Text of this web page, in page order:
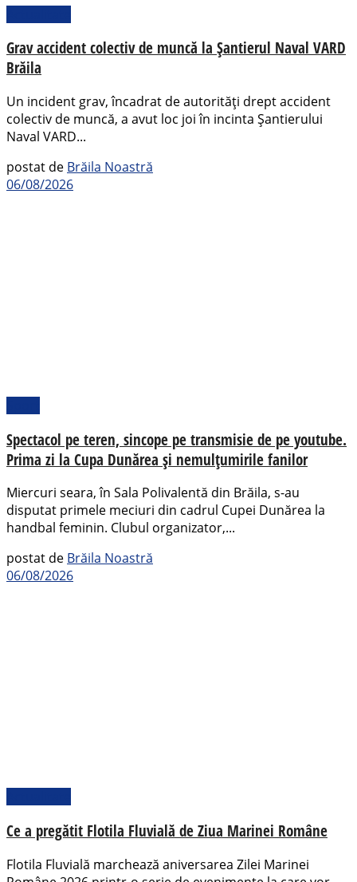
Grav accident colectiv de muncă la Șantierul Naval VARD
Brăila
Un incident grav, încadrat de autorități drept accident
colectiv de muncă, a avut loc joi în incinta Șantierului
Naval VARD...
postat de Brăila Noastră
06/08/2026
Spectacol pe teren, sincope pe transmisie de pe youtube.
Prima zi la Cupa Dunărea și nemulțumirile fanilor
Miercuri seara, în Sala Polivalentă din Brăila, s-au
disputat primele meciuri din cadrul Cupei Dunărea la
handbal feminin. Clubul organizator,...
postat de Brăila Noastră
06/08/2026
Ce a pregătit Flotila Fluvială de Ziua Marinei Române
Flotila Fluvială marchează aniversarea Zilei Marinei